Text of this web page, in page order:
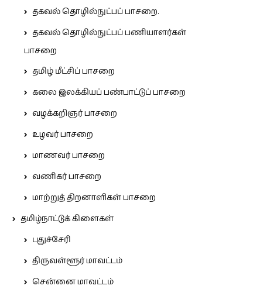
தகவல் தொழில்நுட்பப் பாசறை.
தகவல் தொழில்நுட்பப் பணியாளர்கள்
பாசறை
தமிழ் மீட்சிப் பாசறை
கலை இலக்கியப் பண்பாட்டுப் பாசறை
வழக்கறிஞர் பாசறை
உழவர் பாசறை
மாணவர் பாசறை
வணிகர் பாசறை
மாற்றுத் திறனாளிகள் பாசறை
தமிழ்நாட்டுக் கிளைகள்
புதுச்சேரி
திருவள்ளூர் மாவட்டம்
சென்னை மாவட்டம்